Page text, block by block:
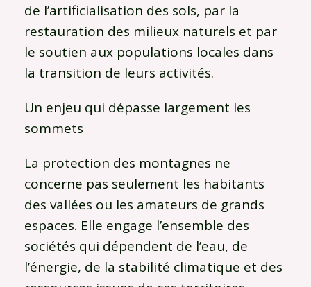
de l’artificialisation des sols, par la
restauration des milieux naturels et par
le soutien aux populations locales dans
la transition de leurs activités.
Un enjeu qui dépasse largement les
sommets
La protection des montagnes ne
concerne pas seulement les habitants
des vallées ou les amateurs de grands
espaces. Elle engage l’ensemble des
sociétés qui dépendent de l’eau, de
l’énergie, de la stabilité climatique et des